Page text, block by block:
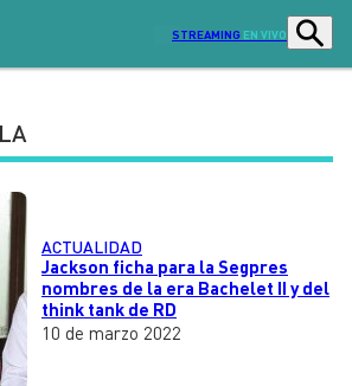
STREAMING EN VIVO
Economía
ACTUALIDAD
Jackson ficha para la Segpres
nombres de la era Bachelet II y del
think tank de RD
10 de marzo 2022